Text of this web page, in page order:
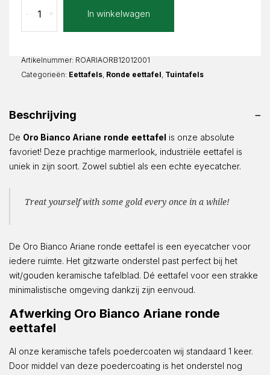
Bianco
Ariane
aantal
+
- In winkelwagen
Artikelnummer: ROARIAORB12012001
Categorieën: Eettafels Ronde eettafel Tuintafels
Beschrijving
De Oro Bianco Ariane ronde eettafel is onze absolute
favoriet! Deze prachtige marmerlook, industriële eettafel is
uniek in zijn soort. Zowel subtiel als een echte eyecatcher.
Treat yourself with some gold every once in a while!
De Oro Bianco Ariane ronde eettafel is een eyecatcher voor
iedere ruimte. Het gitzwarte onderstel past perfect bij het
wit/gouden keramische tafelblad. Dé eettafel voor een strakke
minimalistische omgeving dankzij zijn eenvoud.
Afwerking Oro Bianco Ariane ronde
eettafel
Al onze keramische tafels poedercoaten wij standaard 1 keer.
Door middel van deze poedercoating is het onderstel nog